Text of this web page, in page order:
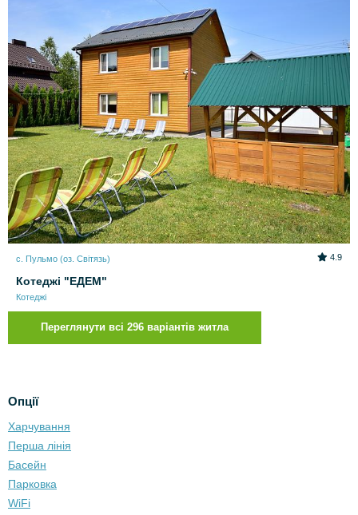
с. Пульмо (оз. Світязь) 4.9
Котеджі "ЕДЕМ"
Котеджі
Переглянути всі 296 варіантів житла
Опції
Харчування
Перша лінія
Басейн
Парковка
WiFi